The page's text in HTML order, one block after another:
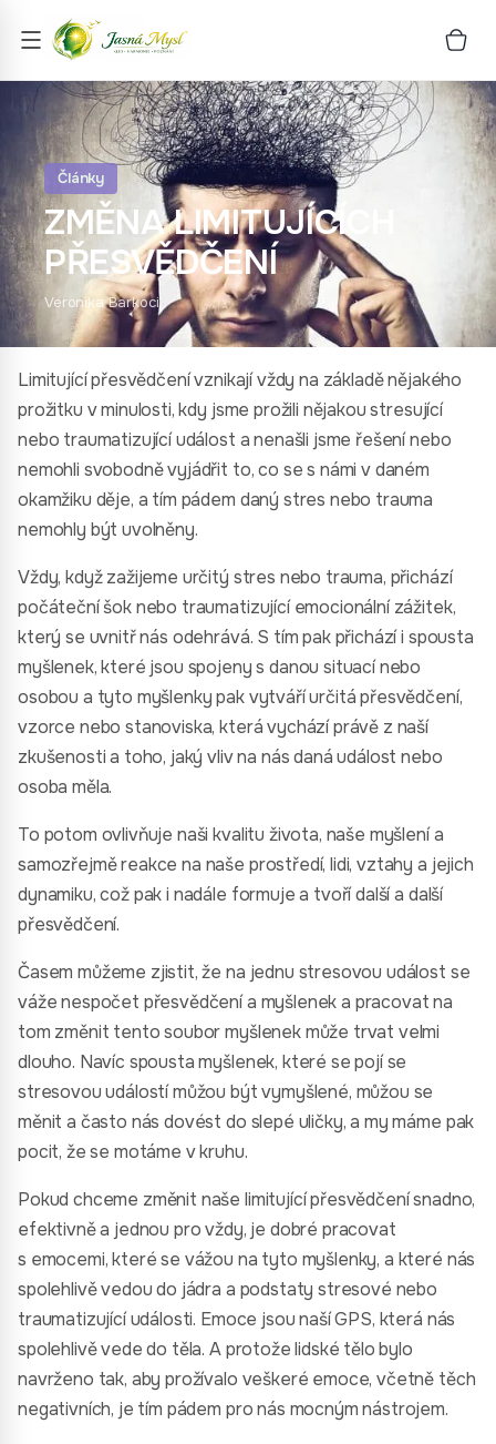
Články
ZMĚNA LIMITUJÍCÍCH
PŘESVĚDČENÍ
Veronika Barkoci
Limitující přesvědčení vznikají vždy na základě nějakého
prožitku v minulosti, kdy jsme prožili nějakou stresující
nebo traumatizující událost a nenašli jsme řešení nebo
nemohli svobodně vyjádřit to, co se s námi v daném
okamžiku děje, a tím pádem daný stres nebo trauma
nemohly být uvolněny.
Vždy, když zažijeme určitý stres nebo trauma, přichází
počáteční šok nebo traumatizující emocionální zážitek,
který se uvnitř nás odehrává. S tím pak přichází i spousta
myšlenek, které jsou spojeny s danou situací nebo
osobou a tyto myšlenky pak vytváří určitá přesvědčení,
vzorce nebo stanoviska, která vychází právě z naší
zkušenosti a toho, jaký vliv na nás daná událost nebo
osoba měla.
To potom ovlivňuje naši kvalitu života, naše myšlení a
samozřejmě reakce na naše prostředí, lidi, vztahy a jejich
dynamiku, což pak i nadále formuje a tvoří další a další
přesvědčení.
Časem můžeme zjistit, že na jednu stresovou událost se
váže nespočet přesvědčení a myšlenek a pracovat na
tom změnit tento soubor myšlenek může trvat velmi
dlouho. Navíc spousta myšlenek, které se pojí se
stresovou událostí můžou být vymyšlené, můžou se
měnit a často nás dovést do slepé uličky, a my máme pak
pocit, že se motáme v kruhu.
Pokud chceme změnit naše limitující přesvědčení snadno,
efektivně a jednou pro vždy, je dobré pracovat
s emocemi, které se vážou na tyto myšlenky, a které nás
spolehlivě vedou do jádra a podstaty stresové nebo
traumatizující události. Emoce jsou naší GPS, která nás
spolehlivě vede do těla. A protože lidské tělo bylo
navrženo tak, aby prožívalo veškeré emoce, včetně těch
negativních, je tím pádem pro nás mocným nástrojem.